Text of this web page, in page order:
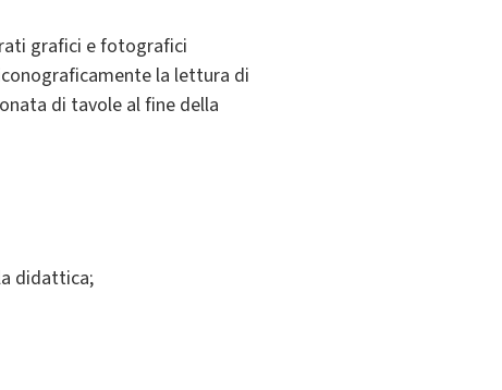
grafici e fotografici
la lettura di
di tavole al fine della
didattica;